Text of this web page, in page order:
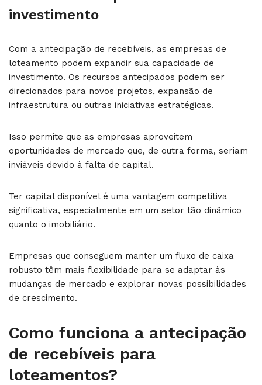
investimento
Com a antecipação de recebíveis, as empresas de
loteamento podem expandir sua capacidade de
investimento. Os recursos antecipados podem ser
direcionados para novos projetos, expansão de
infraestrutura ou outras iniciativas estratégicas.
Isso permite que as empresas aproveitem
oportunidades de mercado que, de outra forma, seriam
inviáveis devido à falta de capital.
Ter capital disponível é uma vantagem competitiva
significativa, especialmente em um setor tão dinâmico
quanto o imobiliário.
Empresas que conseguem manter um fluxo de caixa
robusto têm mais flexibilidade para se adaptar às
mudanças de mercado e explorar novas possibilidades
de crescimento.
Como funciona a antecipação
de recebíveis para
loteamentos?